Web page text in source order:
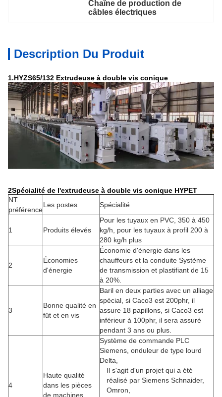
Chaîne de production de
câbles électriques
Description Du Produit
1.HYZS65/132 Extrudeuse à double vis conique
2Spécialité de l'extrudeuse à double vis conique HYPET
NT:
préférence
Les postes Spécialité
1 Produits élevés
Pour les tuyaux en PVC, 350 à 450
kg/h, pour les tuyaux à profil 200 à
280 kg/h plus
2
Économies
d'énergie
Économie d'énergie dans les
chauffeurs et la conduite Système
de transmission et plastifiant de 15
à 20%.
3
Bonne qualité en
fût et en vis
Baril en deux parties avec un alliage
spécial, si Caco3 est 200phr, il
assure 18 papillons, si Caco3 est
inférieur à 100phr, il sera assuré
pendant 3 ans ou plus.
4
Haute qualité
dans les pièces
de machines
Système de commande PLC
Siemens, onduleur de type lourd
Delta,
Il s'agit d'un projet qui a été
réalisé par Siemens Schnaider,
Omron,